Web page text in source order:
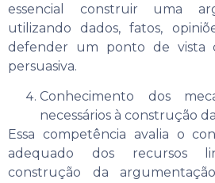
essencial construir uma
utilizando dados, fatos,
defender um ponto de vista
persuasiva.
Conhecimento dos
necessários à construção
Essa competência avalia o
adequado dos recursos
construção da